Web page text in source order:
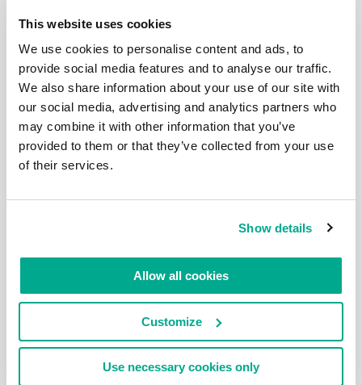
This website uses cookies
We use cookies to personalise content and ads, to
provide social media features and to analyse our traffic.
We also share information about your use of our site with
our social media, advertising and analytics partners who
may combine it with other information that you’ve
provided to them or that they’ve collected from your use
of their services.
Show details
Allow all cookies
Customize
Use necessary cookies only
的那可是不动产:) 飞机飞得很低，它们飞向希思罗机场
景色实在太美了！ 呀，这是什么路标！难道是罗马时
代的??.. 我们粉丝俱乐部 里的人提示我们说： 这是伦敦
市（1861年左右）的一个边界标志，边界内的伦敦当
时执行一种非常不受欢迎的煤炭税。总共有280个这样
的标记，大约200个被保存了下来。 河岸的另一端又是
一派田园风光。但天气有点阴沉。 沿着小径，不时看
到不同的路标立着。垂直的小路也有： 看，就在那
里……特别安静的一条小径。 小松鼠在树上跳来跳去。
一个轮渡口。我们也需要轮渡的，只是要稍晚些。
尽的田园诗般美丽的画面…… 河岸停靠着朴素的小船。
是一座桥。到这里我们必须做个总结：一共走了8公
里。仅8公里的路程我们就拍了50张照片了！也许你应
入胜的泰晤士游：） 还有些来自伦敦的照片都在这
里。